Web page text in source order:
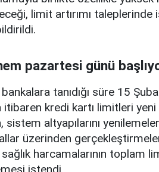
limit artırımı taleplerinde
pazartesi günü
bankalara tanıdığı süre 15
itibaren kredi kartı limitleri
sistem altyapılarını
üzerinden
harcamalarının toplam